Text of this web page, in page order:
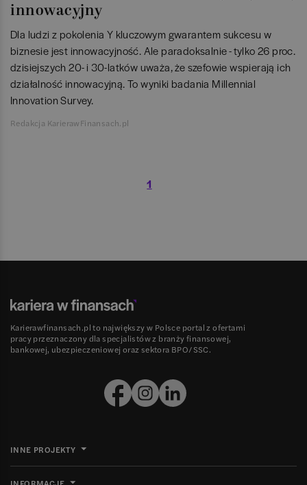
innowacyjny
Dla ludzi z pokolenia Y kluczowym gwarantem sukcesu w
biznesie jest innowacyjność. Ale paradoksalnie - tylko 26 proc.
dzisiejszych 20- i 30-latków uważa, że szefowie wspierają ich
działalność innowacyjną. To wyniki badania Millennial
Innovation Survey.
Redakcja KarierawFinansach.pl
1
Karierawfinansach.pl to największy w Polsce portal z ofertami
pracy przeznaczony dla specjalistów z branży finansowej,
bankowej, ubezpieczeniowej oraz sektora BPO/SSC.
INNE PROJEKTY